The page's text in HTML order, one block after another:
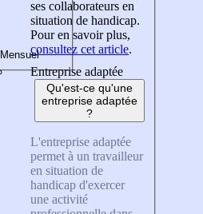
ses collaborateurs en
situation de handicap.
Pour en savoir plus,
consultez cet article.
Entreprise adaptée
Qu'est-ce qu'une
entreprise adaptée
?
L'entreprise adaptée
permet à un travailleur
en situation de
handicap d'exercer
une activité